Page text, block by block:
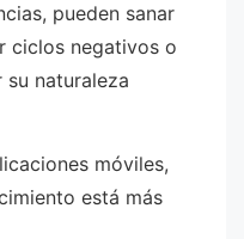
pueden sanar
ciclos negativos o
su naturaleza
móviles,
está más